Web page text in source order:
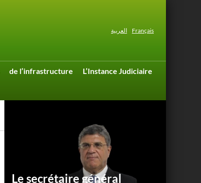
العربية Français
de l’infrastructure L’Instance Judiciaire
Le secrétaire général